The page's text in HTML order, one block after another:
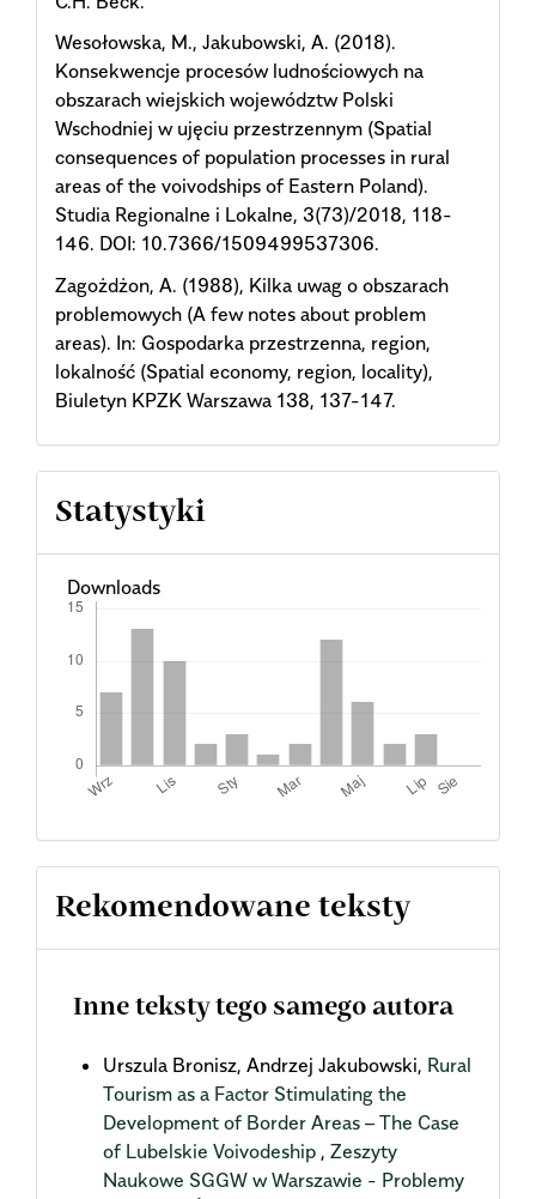
Wesołowska, M., Jakubowski, A. (2018).
Konsekwencje procesów ludnościowych na
obszarach wiejskich województw Polski
Wschodniej w ujęciu przestrzennym (Spatial
consequences of population processes in rural
areas of the voivodships of Eastern Poland).
Studia Regionalne i Lokalne, 3(73)/2018, 118-
146. DOI: 10.7366/1509499537306.
Zagożdżon, A. (1988), Kilka uwag o obszarach
problemowych (A few notes about problem
areas). In: Gospodarka przestrzenna, region,
lokalność (Spatial economy, region, locality),
Biuletyn KPZK Warszawa 138, 137-147.
Statystyki
Downloads
Rekomendowane teksty
Inne teksty tego samego autora
Urszula Bronisz, Andrzej Jakubowski, Rural
Tourism as a Factor Stimulating the
Development of Border Areas – The Case
of Lubelskie Voivodeship , Zeszyty
Naukowe SGGW w Warszawie - Problemy